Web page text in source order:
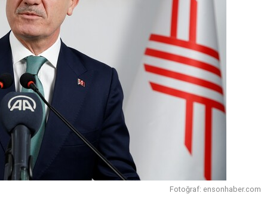
Fotoğraf: ensonhaber.com